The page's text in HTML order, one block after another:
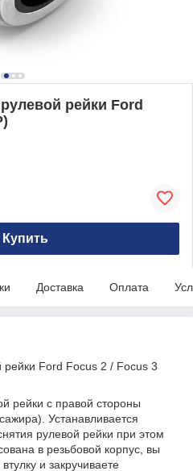
рейки Ford
Купить
Доставка Оплата
рейки Ford Focus 2 / Focus 3
рейки с правой стороны
Устанавливается
рулевой рейки при этом
в резьбовой корпус, вы
и закручиваете